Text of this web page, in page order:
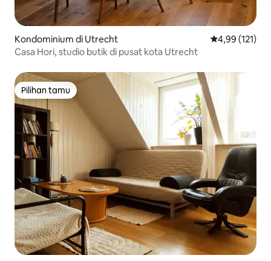
Kondominium di Utrecht Nilai rata-rata
4,99 (121)
Casa Hori, studio butik di pusat kota Utrecht
Pilihan tamu
Pilihan tamu